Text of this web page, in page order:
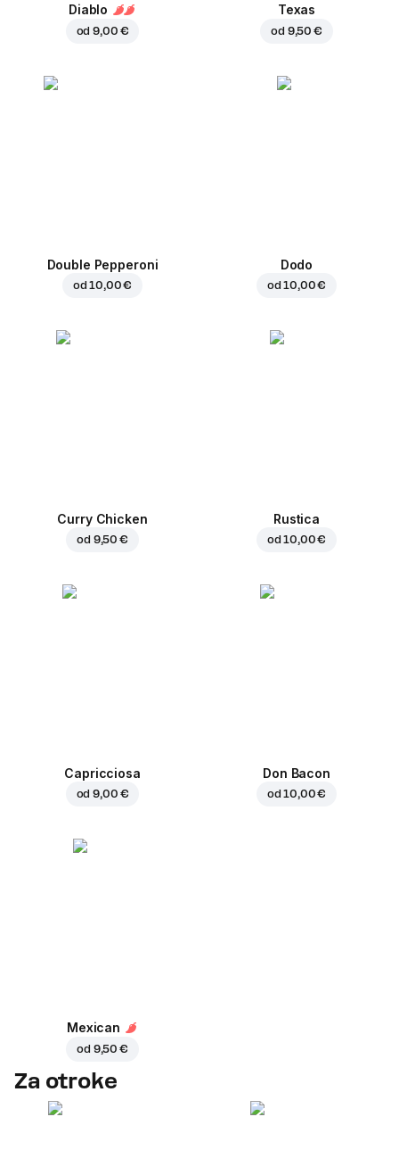
Diablo
od9,00 €
Texas
od 9,50 €
Double Pepperoni
od10,00 €
Dodo
od10,00 €
Curry Chicken
od 9,50 €
Rustica
od10,00 €
Capricciosa
od9,00 €
Don Bacon
od10,00 €
Mexican
od 9,50 €
Za otroke